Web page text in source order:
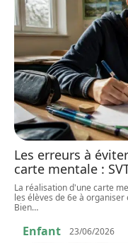
Les erreurs à
carte mentale :
La réalisation d'une carte
les élèves de 6e à
Bien…
Enfant 23/06/2026